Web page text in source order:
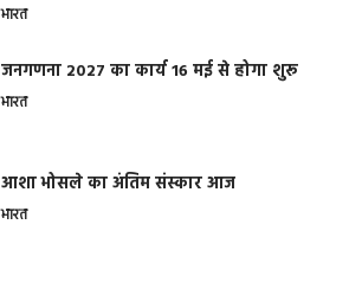
भारत
जनगणना 2027 का कार्य 16 मई से होगा शुरू
भारत
आशा भोसले का अंतिम संस्कार आज
भारत